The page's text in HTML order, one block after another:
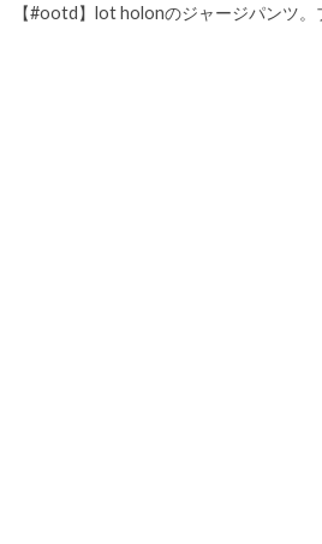
【#ootd】lot holonのジャージパンツ。